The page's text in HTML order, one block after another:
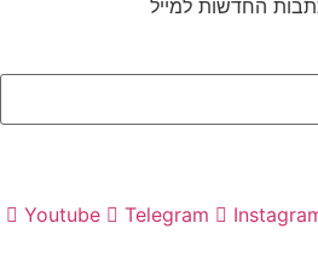
החדשות למייל
Youtube Telegram